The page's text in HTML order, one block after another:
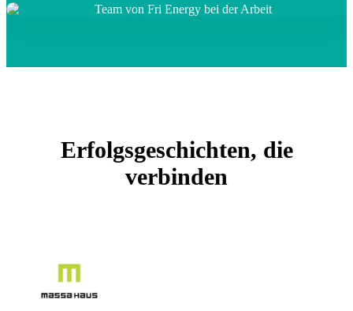
Erfolgsgeschichten, die
verbinden